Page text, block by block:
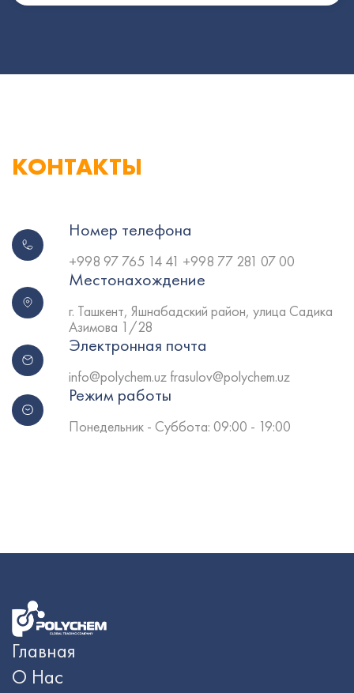
КОНТАКТЫ
Номер телефона
+998 97 765 14 41 +998 77 281 07 00
Местонахождение
г. Ташкент, Яшнабадский район, улица Садика
Азимова 1/28
Электронная почта
info@polychem.uz frasulov@polychem.uz
Режим работы
Понедельник - Cуббота: 09:00 - 19:00
Главная
О Нас